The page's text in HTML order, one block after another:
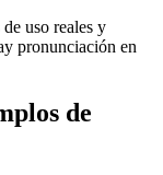
uso reales y
pronunciación en
de